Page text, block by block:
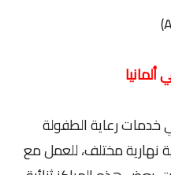
خدمات رعاية الطفولة
نهارية مختلف، للعمل مع